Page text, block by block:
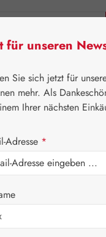
GPH
für unseren
Sie sich jetzt für
mehr. Als
Ihrer nächsten
Adresse *